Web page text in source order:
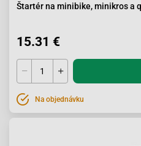
Štartér na minibike, minikros a
15.31 €
Na objednávku